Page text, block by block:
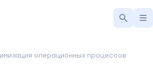
операционных процессов